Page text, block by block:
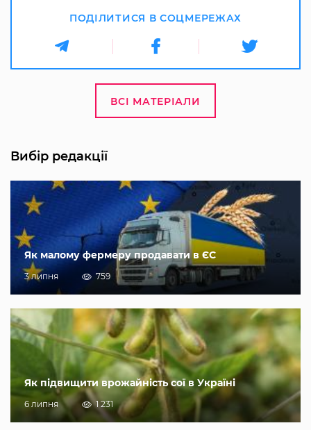
ПОДІЛИТИСЯ В СОЦМЕРЕЖАХ
ВСІ МАТЕРІАЛИ
Вибір редакції
Як малому фермеру продавати в ЄС
3 липня 759
Як підвищити врожайність сої в Україні
6 липня 1 231